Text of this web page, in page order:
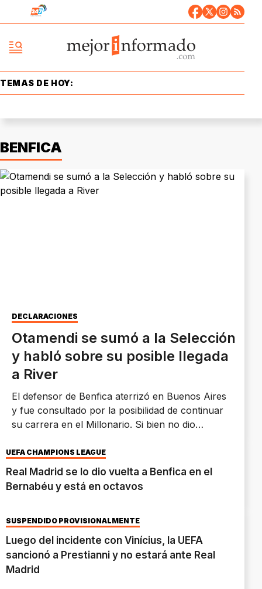
TEMAS DE HOY:
BENFICA
DECLARACIONES
Otamendi se sumó a la Selección
y habló sobre su posible llegada
a River
El defensor de Benfica aterrizó en Buenos Aires
y fue consultado por la posibilidad de continuar
su carrera en el Millonario. Si bien no dio
UEFA CHAMPIONS LEAGUE
Real Madrid se lo dio vuelta a Benfica en el
Bernabéu y está en octavos
SUSPENDIDO PROVISIONALMENTE
Luego del incidente con Vinícius, la UEFA
sancionó a Prestianni y no estará ante Real
Madrid